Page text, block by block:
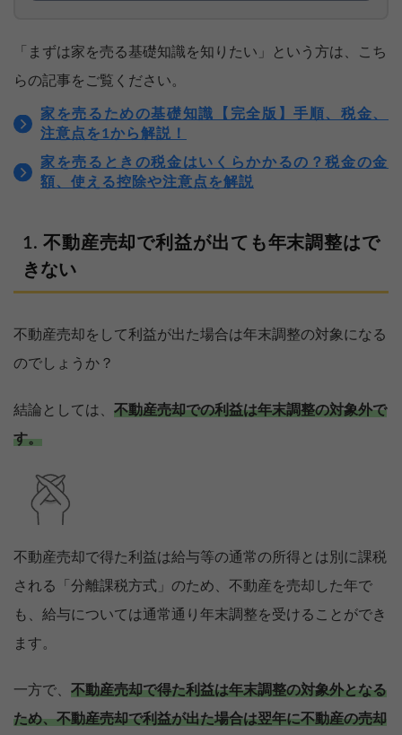
「まずは家を売る基礎知識を知りたい」という方は、こち
らの記事をご覧ください。
家を売るための基礎知識【完全版】手順、税金、
注意点を1から解説！
家を売るときの税金はいくらかかるの？税金の金
額、使える控除や注意点を解説
不動産売却で利益が出ても年末調整はで
きない
不動産売却をして利益が出た場合は年末調整の対象になる
のでしょうか？
結論としては、 不動産売却での利益は年末調整の対象外で
す。
不動産売却で得た利益は給与等の通常の所得とは別に課税
される「分離課税方式」のため、不動産を売却した年で
も、給与については通常通り年末調整を受けることができ
ます。
一方で、 不動産売却で得た利益は年末調整の対象外となる
ため、不動産売却で利益が出た場合は翌年に不動産の売却